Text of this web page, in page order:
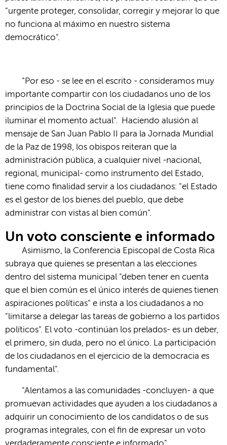
"urgente proteger, consolidar, corregir y mejorar lo que
no funciona al máximo en nuestro sistema
democrático".
"Por eso - se lee en el escrito - consideramos muy
importante compartir con los ciudadanos uno de los
principios de la Doctrina Social de la Iglesia que puede
iluminar el momento actual". Haciendo alusión al
mensaje de San Juan Pablo II para la Jornada Mundial
de la Paz de 1998, los obispos reiteran que la
administración pública, a cualquier nivel -nacional,
regional, municipal- como instrumento del Estado,
tiene como finalidad servir a los ciudadanos: "el Estado
es el gestor de los bienes del pueblo, que debe
administrar con vistas al bien común".
Un voto consciente e informado
Asimismo, la Conferencia Episcopal de Costa Rica
subraya que quienes se presentan a las elecciones
dentro del sistema municipal "deben tener en cuenta
que el bien común es el único interés de quienes tienen
aspiraciones políticas" e insta a los ciudadanos a no
"limitarse a delegar las tareas de gobierno a los partidos
políticos". El voto -continúan los prelados- es un deber,
el primero, sin duda, pero no el único. La participación
de los ciudadanos en el ejercicio de la democracia es
fundamental".
"Alentamos a las comunidades -concluyen- a que
promuevan actividades que ayuden a los ciudadanos a
adquirir un conocimiento de los candidatos o de sus
programas integrales, con el fin de expresar un voto